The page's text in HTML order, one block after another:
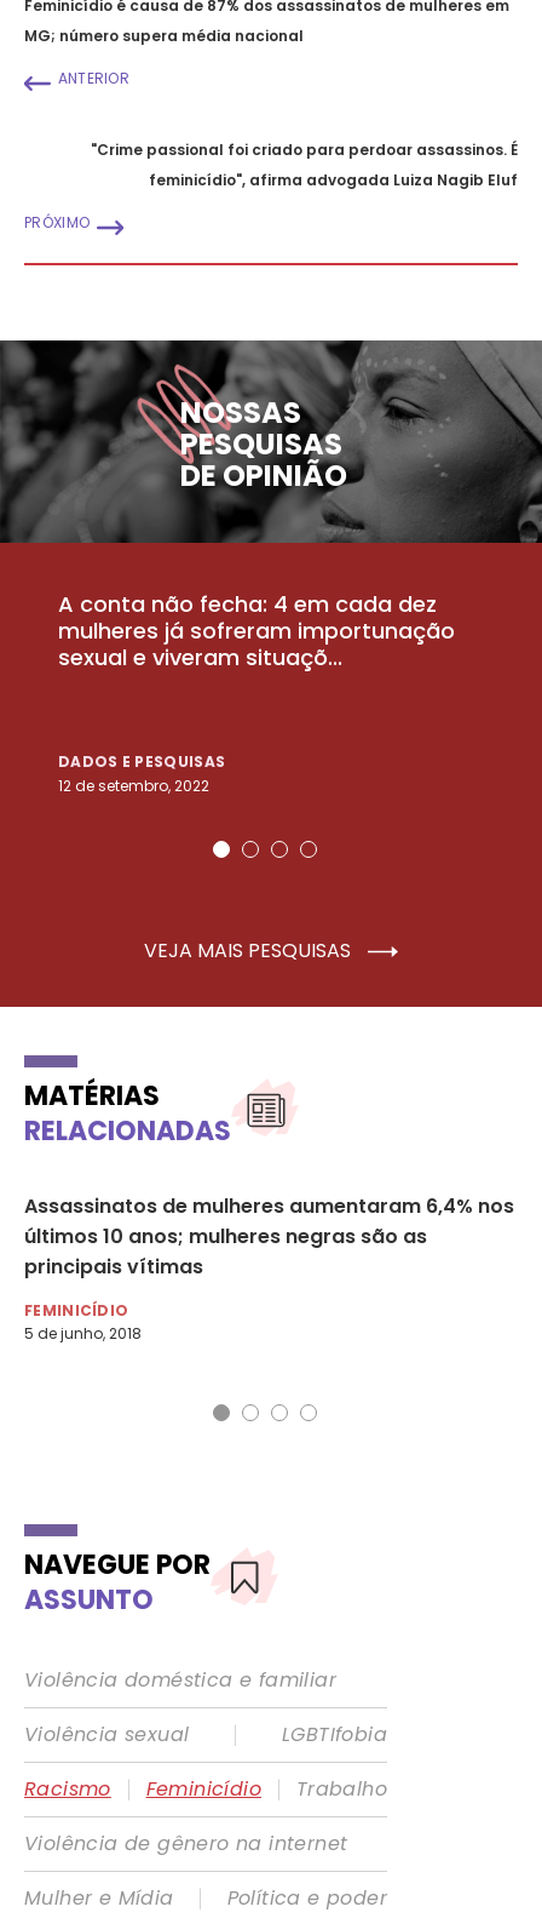
Feminicídio é causa de 87% dos assassinatos de mulheres em
MG; número supera média nacional
ANTERIOR
"Crime passional foi criado para perdoar assassinos. É
feminicídio", afirma advogada Luiza Nagib Eluf
PRÓXIMO
NOSSAS
PESQUISAS
DE OPINIÃO
A conta não fecha: 4 em cada dez
mulheres já sofreram importunação
sexual e viveram situaçõ...
DADOS E PESQUISAS
12 de setembro, 2022
VEJA MAIS PESQUISAS
MATÉRIAS
RELACIONADAS
Assassinatos de mulheres aumentaram 6,4% nos
últimos 10 anos; mulheres negras são as
principais vítimas
FEMINICÍDIO
5 de junho, 2018
NAVEGUE POR
ASSUNTO
Violência doméstica e familiar
Violência sexual
|
LGBTIfobia
Racismo
| Feminicídio |
Trabalho
Violência de gênero na internet
Mulher e Mídia
|
Política e poder